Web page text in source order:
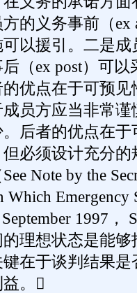
的义务事前（ex
以援引。二是
（ex post）可
优点在于可预
员方应当非常
后者的优点在
必须设计充分
Note by the
Which Emergency
1997，
理想状态是能
在于谈判结果
。